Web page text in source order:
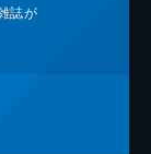
誌が